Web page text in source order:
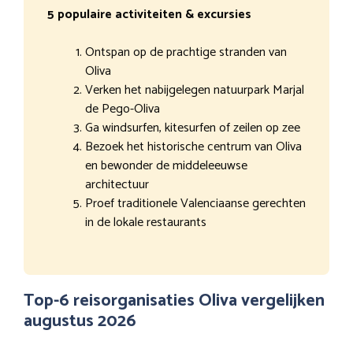
5 populaire activiteiten & excursies
Ontspan op de prachtige stranden van
Oliva
Verken het nabijgelegen natuurpark Marjal
de Pego-Oliva
Ga windsurfen, kitesurfen of zeilen op zee
Bezoek het historische centrum van Oliva
en bewonder de middeleeuwse
architectuur
Proef traditionele Valenciaanse gerechten
in de lokale restaurants
Top-6 reisorganisaties Oliva vergelijken
augustus 2026